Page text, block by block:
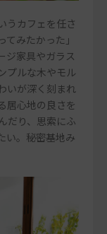
うカフェを任さ
みたかった」
ジ家具やガラス
プルな木やモル
いが深く刻まれ
居心地の良さを
だり、思索にふ
い。秘密基地み